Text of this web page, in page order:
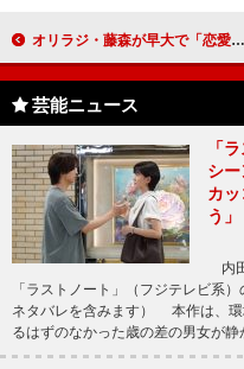
オリラジ・藤森が早大で「恋愛学講座」 女子学生に「みんなかわいーねー！」
芸能ニュース
「
シ
カ
う」
内
「ラストノート」（フジテレビ系
ネタバレを含みます） 本作は、環
るはずのなかった歳の差の男女が